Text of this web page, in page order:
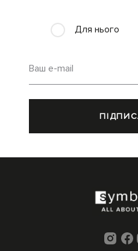
Для нього
Ваш e-mail